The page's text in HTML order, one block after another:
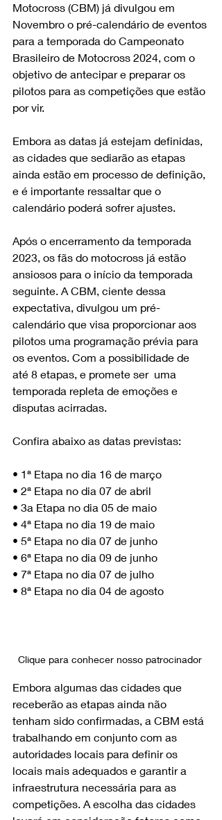
Motocross (CBM) já divulgou em
Novembro o pré-calendário de eventos
para a temporada do Campeonato
Brasileiro de Motocross 2024, com o
objetivo de antecipar e preparar os
pilotos para as competições que estão
por vir.
Embora as datas já estejam definidas,
as cidades que sediarão as etapas
ainda estão em processo de definição,
e é importante ressaltar que o
calendário poderá sofrer ajustes.
Após o encerramento da temporada
2023, os fãs do motocross já estão
ansiosos para o início da temporada
seguinte. A CBM, ciente dessa
expectativa, divulgou um pré-
calendário que visa proporcionar aos
pilotos uma programação prévia para
os eventos. Com a possibilidade de
até 8 etapas, e promete ser  uma
temporada repleta de emoções e
disputas acirradas.
Confira abaixo as datas previstas:
• 1ª Etapa no dia 16 de março
• 2ª Etapa no dia 07 de abril
• 3a Etapa no dia 05 de maio
• 4ª Etapa no dia 19 de maio
• 5ª Etapa no dia 07 de junho
• 6ª Etapa no dia 09 de junho
• 7ª Etapa no dia 07 de julho
• 8ª Etapa no dia 04 de agosto
Clique para conhecer nosso patrocinador
Embora algumas das cidades que
receberão as etapas ainda não
tenham sido confirmadas, a CBM está
trabalhando em conjunto com as
autoridades locais para definir os
locais mais adequados e garantir a
infraestrutura necessária para as
competições. A escolha das cidades